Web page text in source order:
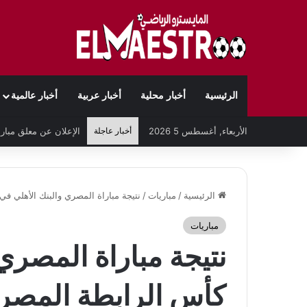
الرئيسية أخبار محلية أخبار عربية أخبار عالمية
الأربعاء, أغسطس 5 2026 أخبار عاجلة
الرئيسية / مباريات / نتيجة مباراة المصري والبنك الأهلي في
مباريات
نتيجة مباراة
كأس الرابطة المصرية 2023-